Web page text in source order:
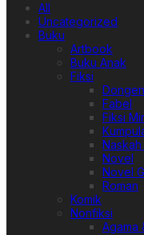
All
Uncategorized
Buku
Artbook
Buku Anak
Fiksi
Fabel
Fiksi
Naskah
Novel
Novel
Roman
Komik
Nonfiksi
Agama